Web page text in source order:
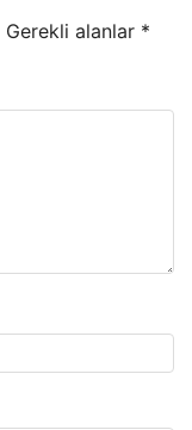
Gerekli alanlar *